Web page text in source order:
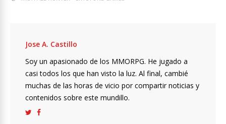
Jose A. Castillo
Soy un apasionado de los MMORPG. He jugado a
casi todos los que han visto la luz. Al final, cambié
muchas de las horas de vicio por compartir noticias y
contenidos sobre este mundillo.